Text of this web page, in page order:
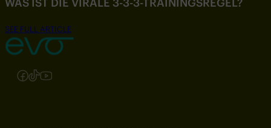
WAS IST DIE VIRALE 3-3-3-TRAININGSREGEL?
SEE FULL ARTICLE
Folgen Sie uns auf Instagram
Folgen Sie uns auf Facebook
Folgen Sie uns auf TikTok
Folgen Sie uns auf YouTube